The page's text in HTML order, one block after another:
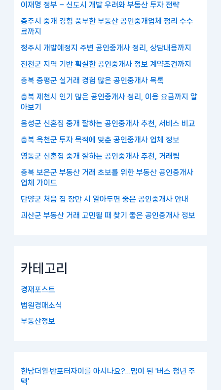
이재명 정부 – 신도시 개발 우려와 부동산 투자 전략
충주시 중개 경험 풍부한 부동산 공인중개업체 정리 수수
료까지
청주시 개발예정지 주변 공인중개사 정리, 상담내용까지
진천군 지역 기반 확실한 공인중개사 정보 계약조건까지
충북 증평군 실거래 경험 많은 공인중개사 목록
충북 제천시 인기 많은 공인중개사 정리, 이용 요금까지 알
아보기
음성군 신혼집 중개 잘하는 공인중개사 추천, 서비스 비교
충북 옥천군 투자 목적에 맞춘 공인중개사 업체 정보
영동군 신혼집 중개 잘하는 공인중개사 추천, 거래팁
충북 보은군 부동산 거래 초보를 위한 부동산 공인중개사
업체 가이드
단양군 처음 집 장만 시 알아두면 좋은 공인중개사 안내
괴산군 부동산 거래 고민될 때 찾기 좋은 공인중개사 정보
카테고리
경재포스트
법원경매소식
부동산정보
한남더휠·반포터자이를 아시나요?…밈이 된 '버스 청년 주
택'